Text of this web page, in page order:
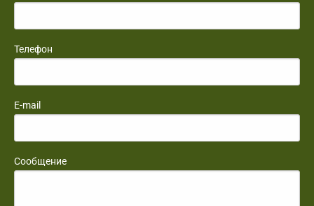
Телефон
E-mail
Сообщение